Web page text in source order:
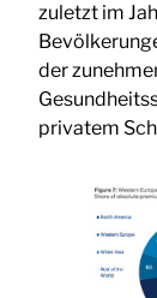
zuletzt im
der
privatem